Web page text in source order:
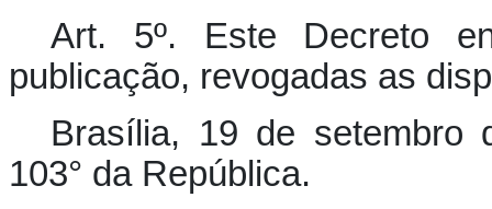
Art. 5º. Este Decreto
publicação, revogadas as
Brasília, 19 de setembro
103° da República.